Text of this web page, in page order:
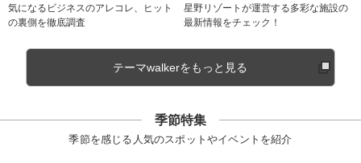
気になるビジネスのアレコレ、ヒット
の裏側を徹底調査
星野リゾートが運営する多彩な施設の
最新情報をチェック！
テーマwalkerをもっと見る
季節特集
季節を感じる人気のスポットやイベントを紹介